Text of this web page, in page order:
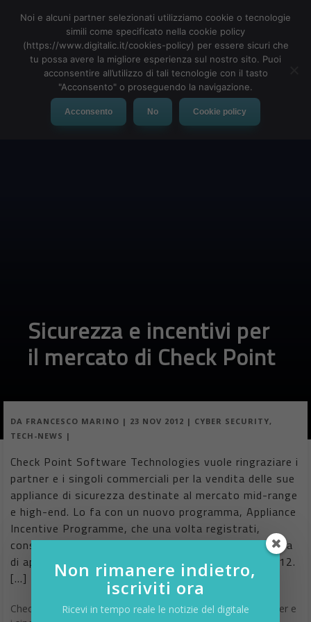
MENU
Sicurezza e incentivi per
il mercato di Check Point
DA FRANCESCO MARINO | 23 NOV 2012 | CYBER SECURITY,
TECH-NEWS |
Check Point Software Technologies vuole ringraziare i
partner e i singoli commerciali per la vendita delle sue
appliance di sicurezza destinate al mercato mid-range
e high-end. Lo fa con un nuovo programma, Appliance
Incentive Programme, che una volta registrati,
consente di ottenere premi in denaro su ogni vendita
di appliance registrata entro la fine di dicembre 2012.
[…]
Check Point Software Technologies vuole ringraziare i partner e
Non rimanere indietro,
iscriviti ora
Ricevi in tempo reale le notizie del digitale
Noi e alcuni partner selezionati utilizziamo cookie o tecnologie
simili come specificato nella cookie policy
(https://www.digitalic.it/cookies-policy) per essere sicuri che
tu possa avere la migliore esperienza sul nostro sito. Puoi
acconsentire all’utilizzo di tali tecnologie con il tasto
"Acconsento" o proseguendo la navigazione.
Acconsento No Cookie policy